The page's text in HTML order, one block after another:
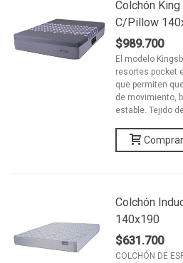
Colchón
C/pillow
$989.700
El modelo
resortes pocket
que permiten
de movimiento,
estable. Tejido
Comprar
Colchón
140x190
$631.700
COLCHÓN DE